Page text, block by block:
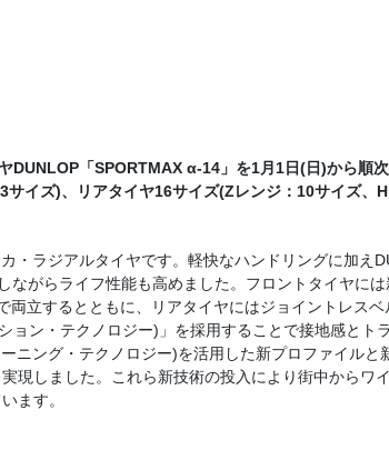
「SPORTMAX α-14」を1月1日(日)から順
イズ)、リアタイヤ16サイズ(Zレンジ：10サイズ、
・ラジアルタイヤです。軽快なハンドリングに加え
ながらライフ性能も高めました。フロントタイヤに
立するとともに、リアタイヤにはジョイントレスベ
ョン・テクノロジー)」を採用することで接地感とト
ニング・テクノロジー)を活用した新プロファイルと
現しました。これら新技術の投入により街中からワ
ます。